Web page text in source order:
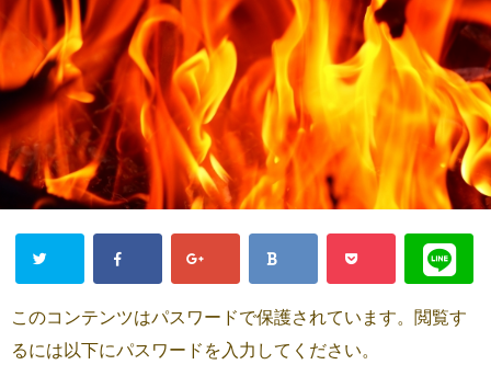
このコンテンツはパスワードで保護されています。閲覧す
るには以下にパスワードを入力してください。